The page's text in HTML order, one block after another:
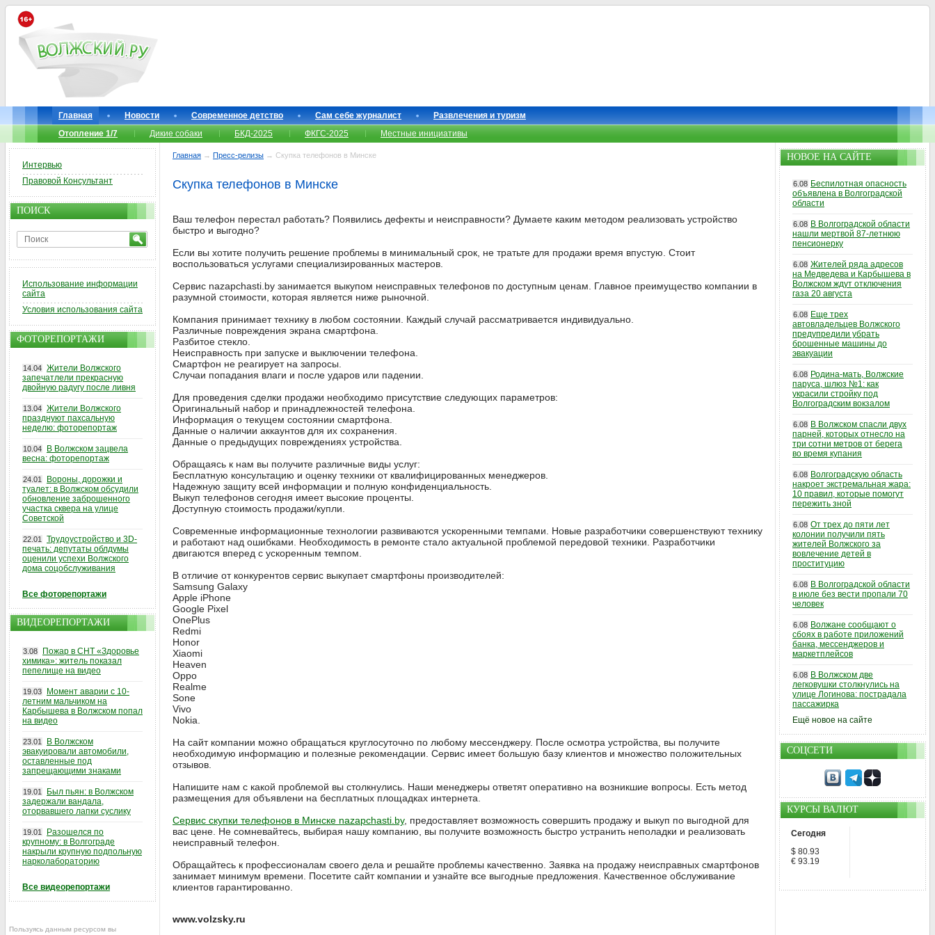
Главная Новости Современное детство Сам себе журналист
Развлечения и туризм
Отопление 1/7
Дикие собаки БКД-2025 ФКГС-2025 Местные инициативы
Главная → Пресс-релизы → Скупка телефонов в Минске
Скупка телефонов в Минске
Ваш телефон перестал работать? Появились дефекты и неисправности? Думаете каким методом реализовать устройство
быстро и выгодно?
Если вы хотите получить решение проблемы в минимальный срок, не тратьте для продажи время впустую. Стоит
воспользоваться услугами специализированных мастеров.
Сервис nazapchasti.by занимается выкупом неисправных телефонов по доступным ценам. Главное преимущество компании в
разумной стоимости, которая является ниже рыночной.
Компания принимает технику в любом состоянии. Каждый случай рассматривается индивидуально.
Различные повреждения экрана смартфона.
Разбитое стекло.
Неисправность при запуске и выключении телефона.
Смартфон не реагирует на запросы.
Случаи попадания влаги и после ударов или падении.
Для проведения сделки продажи необходимо присутствие следующих параметров:
Оригинальный набор и принадлежностей телефона.
Информация о текущем состоянии смартфона.
Данные о наличии аккаунтов для их сохранения.
Данные о предыдущих повреждениях устройства.
Обращаясь к нам вы получите различные виды услуг:
Бесплатную консультацию и оценку техники от квалифицированных менеджеров.
Надежную защиту всей информации и полную конфиденциальность.
Выкуп телефонов сегодня имеет высокие проценты.
Доступную стоимость продажи/купли.
Современные информационные технологии развиваются ускоренными темпами. Новые разработчики совершенствуют технику
и работают над ошибками. Необходимость в ремонте стало актуальной проблемой передовой техники. Разработчики
двигаются вперед с ускоренным темпом.
В отличие от конкурентов сервис выкупает смартфоны производителей:
Samsung Galaxy
Apple iPhone
Google Pixel
OnePlus
Redmi
Honor
Xiaomi
Heaven
Oppo
Realme
Sone
Vivo
Nokia.
На сайт компании можно обращаться круглосуточно по любому мессенджеру. После осмотра устройства, вы получите
необходимую информацию и полезные рекомендации. Сервис имеет большую базу клиентов и множество положительных
отзывов.
Напишите нам с какой проблемой вы столкнулись. Наши менеджеры ответят оперативно на возникшие вопросы. Есть метод
размещения для объявлени на бесплатных площадках интернета.
Сервис скупки телефонов в Минске nazapchasti.by, предоставляет возможность совершить продажу и выкуп по выгодной для
вас цене. Не сомневайтесь, выбирая нашу компанию, вы получите возможность быстро устранить неполадки и реализовать
неисправный телефон.
Обращайтесь к профессионалам своего дела и решайте проблемы качественно. Заявка на продажу неисправных смартфонов
занимает минимум времени. Посетите сайт компании и узнайте все выгодные предложения. Качественное обслуживание
клиентов гарантированно.
www.volzsky.ru
Интервью
Правовой Консультант
ПОИСК
Использование информации
сайта
Условия использования сайта
ФОТОРЕПОРТАЖИ
14.04 Жители Волжского
запечатлели прекрасную
двойную радугу после ливня
13.04 Жители Волжского
празднуют пахсальную
неделю: фоторепортаж
10.04
В Волжском зацвела
весна: фоторепортаж
24.01
Вороны, дорожки и
туалет: в Волжском обсудили
обновление заброшенного
участка сквера на улице
Советской
22.01
Трудоустройство и 3D-
печать: депутаты облдумы
оценили успехи Волжского
дома соцобслуживания
Все фоторепортажи
ВИДЕОРЕПОРТАЖИ
3.08
Пожар в СНТ «Здоровье
химика»: житель показал
пепелище на видео
19.03
Момент аварии с 10-
летним мальчиком на
Карбышева в Волжском попал
на видео
23.01
В Волжском
эвакуировали автомобили,
оставленные под
запрещающими знаками
19.01
Был пьян: в Волжском
задержали вандала,
оторвавшего лапки суслику
19.01
Разошелся по
крупному: в Волгограде
накрыли крупную подпольную
нарколабораторию
Все видеорепортажи
Пользуясь данным ресурсом вы
НОВОЕ НА САЙТЕ
6.08 Беспилотная опасность
объявлена в Волгоградской
области
6.08 В Волгоградской области
нашли мертвой 87-летнюю
пенсионерку
6.08 Жителей ряда адресов
на Медведева и Карбышева в
Волжском ждут отключения
газа 20 августа
6.08 Еще трех
автовладельцев Волжского
предупредили убрать
брошенные машины до
эвакуации
6.08 Родина-мать, Волжские
паруса, шлюз №1: как
украсили стройку под
Волгоградским вокзалом
6.08 В Волжском спасли двух
парней, которых отнесло на
три сотни метров от берега
во время купания
6.08 Волгоградскую область
накроет экстремальная жара:
10 правил, которые помогут
пережить зной
6.08 От трех до пяти лет
колонии получили пять
жителей Волжского за
вовлечение детей в
проституцию
6.08 В Волгоградской области
в июле без вести пропали 70
человек
6.08 Волжане сообщают о
сбоях в работе приложений
банка, мессенджеров и
маркетплейсов
6.08 В Волжском две
легковушки столкнулись на
улице Логинова: пострадала
пассажирка
Ещё новое на сайте
СОЦСЕТИ
КУРСЫ ВАЛЮТ
Сегодня
$ 80.93
€ 93.19